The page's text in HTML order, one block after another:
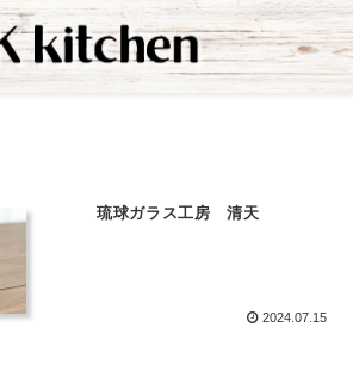
琉球ガラス工房 清天
2024.07.15